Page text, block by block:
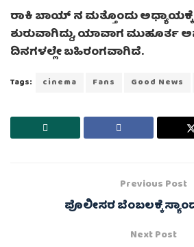
ರಾಕಿ ಬಾಯ್ ನ ಮತ್ತೊಂದು
ಶುರುವಾಗಿದ್ದು, ಯಾವಾಗ ಮುಹೂರ್ತ
ದಿನಗಳಲ್ಲೇ ಬಹಿರಂಗವಾಗಿದೆ.
Tags: cinema Fans Good News
Previous Post
ಪೊಲೀಸರ ಬೆಂಬಲಕ್ಕೆ
Next Post